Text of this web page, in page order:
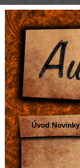
Úvod Novinky